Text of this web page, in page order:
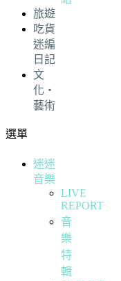
旅遊
吃貨
迷編
日記
文
化・
藝術
選單
迷迷
音樂
LIVE
REPORT
音
樂
特
輯